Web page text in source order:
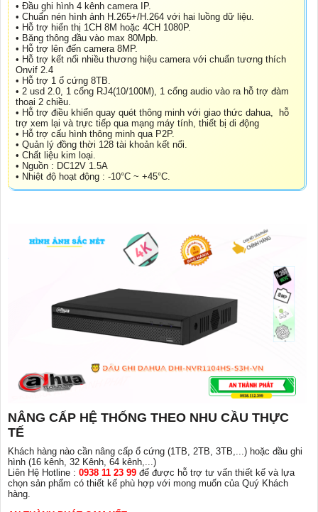
• Đầu ghi hình 4 kênh camera IP.
• Chuẩn nén hình ảnh H.265+/H.264 với hai luồng dữ liệu.
• Hỗ trợ hiển thị 1CH 8M hoặc 4CH 1080P.
• Băng thông đầu vào max 80Mpb.
• Hỗ trợ lên đến camera 8MP.
• Hỗ trợ kết nối nhiều thương hiệu camera với chuẩn tương thích
Onvif 2.4
• Hỗ trợ 1 ổ cứng 8TB.
• 2 usd 2.0, 1 cổng RJ4(10/100M), 1 cổng audio vào ra hỗ trợ đàm
thoại 2 chiều.
• Hỗ trợ điều khiển quay quét thông minh với giao thức dahua, hỗ
trợ xem lại và trực tiếp qua mạng máy tính, thiết bị di động
• Hỗ trợ cấu hình thông minh qua P2P.
• Quản lý đồng thời 128 tài khoản kết nối.
• Chất liệu kim loại.
• Nguồn : DC12V 1.5A
• Nhiệt độ hoạt động : -10°C ~ +45°C.
NÂNG CẤP HỆ THỐNG THEO NHU CẦU THỰC
TẾ
Khách hàng nào cần nâng cấp ổ cứng (1TB, 2TB, 3TB,...) hoặc đầu ghi
hình (16 kênh, 32 Kênh, 64 kênh,...)
Liên Hệ Hotline : 0938 11 23 99 để được hỗ trợ tư vấn thiết kế và lựa
chọn sản phẩm có thiết kế phù hợp với mong muốn của Quý Khách
hàng.